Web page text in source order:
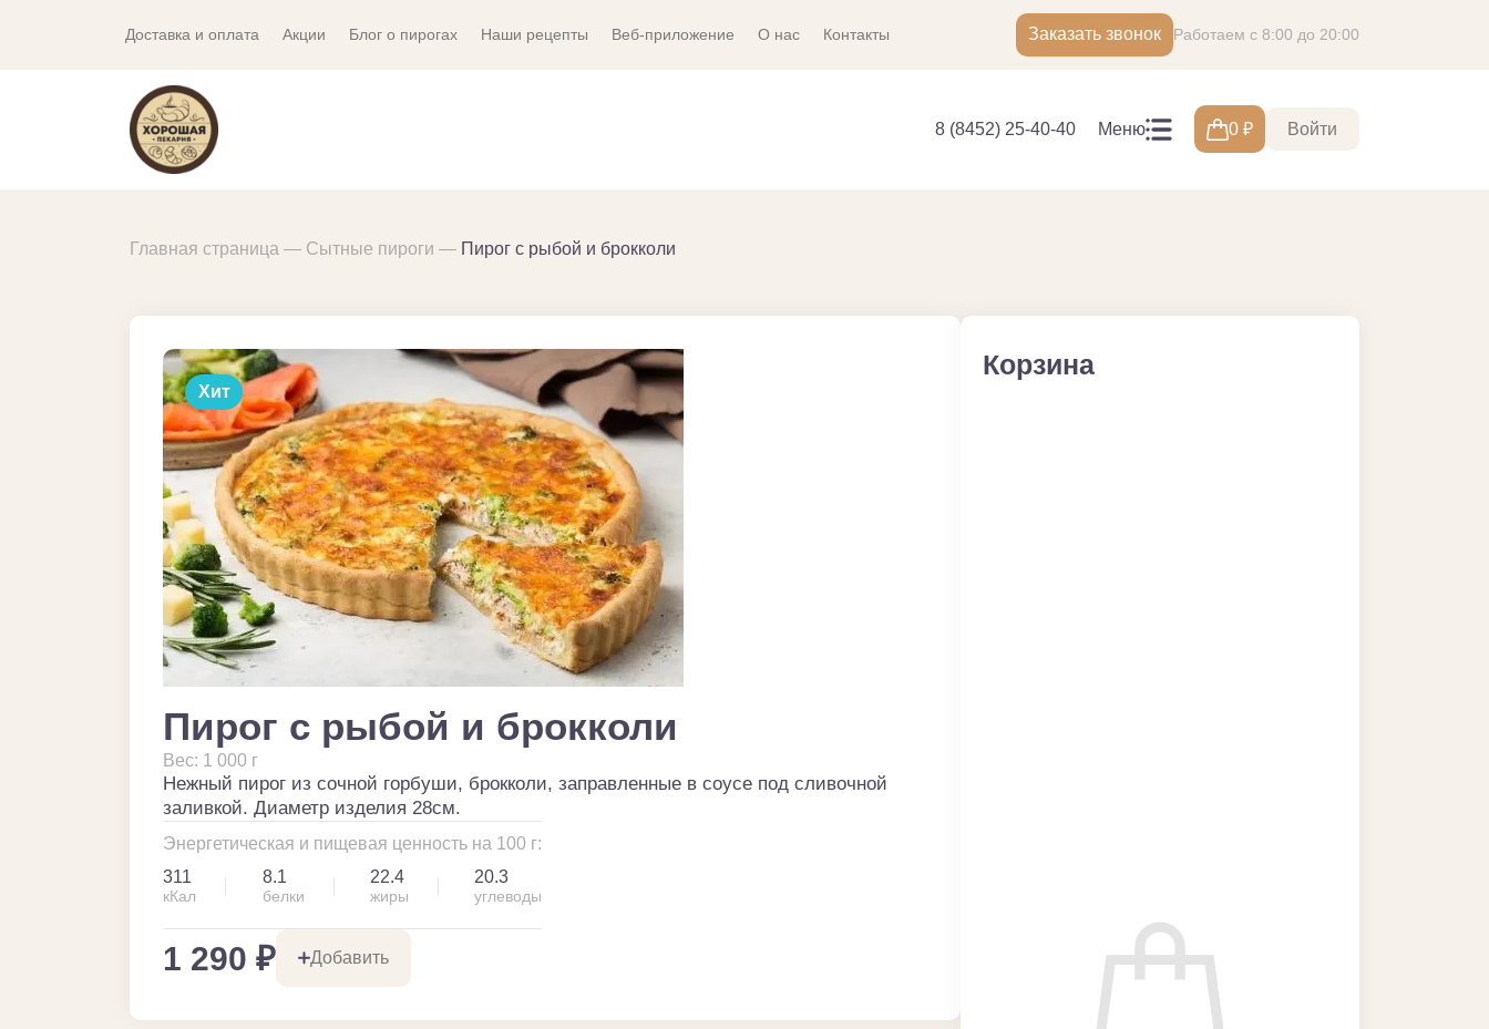
Доставка и оплата Акции Блог о пирогах Наши рецепты Веб-приложение О нас Контакты Заказать звонок Работаем с 8:00 до 20:00
8 (8452) 25-40-40 Меню 0₽ Войти
Главная страница Сытные пироги Пирог с рыбой и брокколи
Хит
Пирог с рыбой и брокколи
Вес: 1 000 г
Нежный пирог из сочной горбуши, брокколи, заправленные в соусе под сливочной
заливкой. Диаметр изделия 28см.
Энергетическая и пищевая ценность на 100 г:
311
кКал
8.1
белки
22.4
жиры
20.3
углеводы
1 290 ₽ Добавить
Корзина